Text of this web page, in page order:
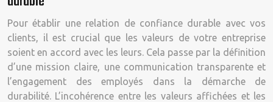
Pour établir une relation de confiance durable avec vos
clients, il est crucial que les valeurs de votre entreprise
soient en accord avec les leurs. Cela passe par la définition
d’une mission claire, une communication transparente et
l’engagement des employés dans la démarche de
durabilité. L’incohérence entre les valeurs affichées et les